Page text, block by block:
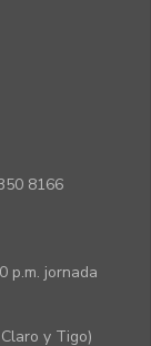
8166
p.m. jornada
y Tigo)